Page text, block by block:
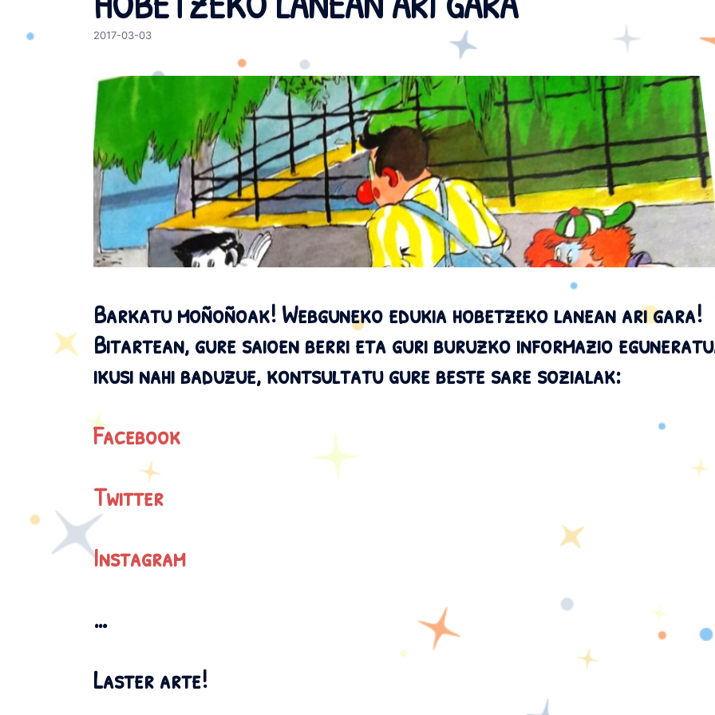
2017-03-03
Barkatu moñoñoak! Webguneko edukia hobetzeko lanean ari gara!
Bitartean, gure saioen berri eta guri buruzko informazio
ikusi nahi baduzue, kontsultatu gure beste sare sozialak:
Facebook
Twitter
Instagram
…
Laster arte!